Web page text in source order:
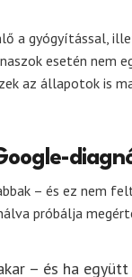
a gyógyítással,
esetén nem
az állapotok is
– és ez nem
próbálja
– és ha